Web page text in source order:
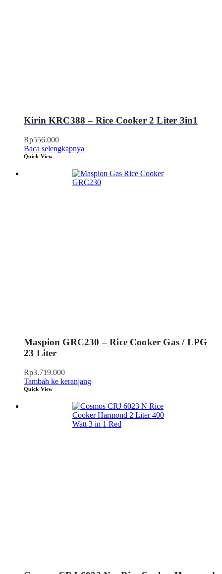
Kirin KRC388 – Rice Cooker 2 Liter 3in1
Rp556.000
Baca selengkapnya
Quick View
Maspion GRC230 – Rice Cooker Gas / LPG
23 Liter
Rp3.719.000
Tambah ke keranjang
Quick View